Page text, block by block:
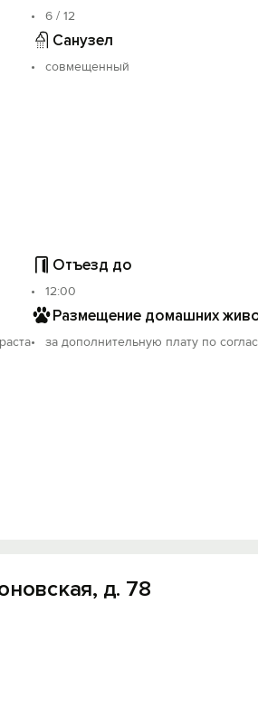
техникой: холодильник, СВЧ. Есть
возвращается в день выезда
при бронировании заранее,
6 / 12
Санузел
совмещенный
Отъезд до
12:00
Размещение домашних
за дополнительную плату по
д. 78